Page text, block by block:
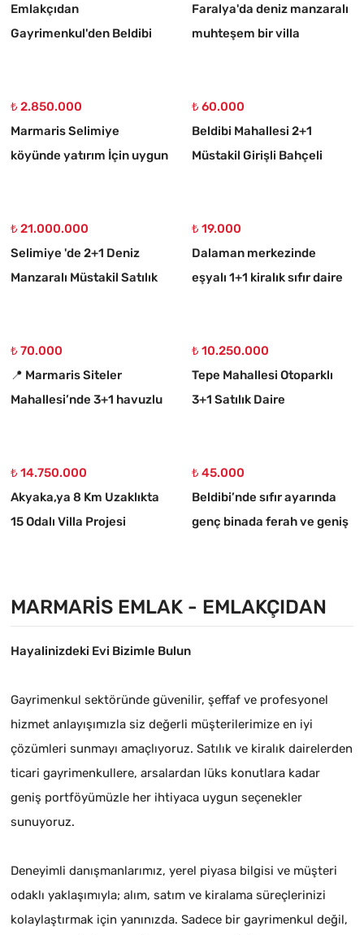
Emlakçıdan
Gayrimenkul'den Beldibi
Faralya'da deniz manzaralı
muhteşem bir villa
₺ 2.850.000
Marmaris Selimiye
köyünde yatırım İçin uygun
₺ 60.000
Beldibi Mahallesi 2+1
Müstakil Girişli Bahçeli
₺ 21.000.000
Selimiye 'de 2+1 Deniz
Manzaralı Müstakil Satılık
₺ 19.000
Dalaman merkezinde
eşyalı 1+1 kiralık sıfır daire
₺ 70.000
📍 Marmaris Siteler
Mahallesi’nde 3+1 havuzlu
₺ 10.250.000
Tepe Mahallesi Otoparklı
3+1 Satılık Daire
₺ 14.750.000
Akyaka,ya 8 Km Uzaklıkta
15 Odalı Villa Projesi
₺ 45.000
Beldibi’nde sıfır ayarında
genç binada ferah ve geniş
MARMARIS EMLAK - EMLAKÇIDAN
Hayalinizdeki Evi Bizimle Bulun
Gayrimenkul sektöründe güvenilir, şeffaf ve profesyonel
hizmet anlayışımızla siz değerli müşterilerimize en iyi
çözümleri sunmayı amaçlıyoruz. Satılık ve kiralık dairelerden
ticari gayrimenkullere, arsalardan lüks konutlara kadar
geniş portföyümüzle her ihtiyaca uygun seçenekler
sunuyoruz.
Deneyimli danışmanlarımız, yerel piyasa bilgisi ve müşteri
odaklı yaklaşımıyla; alım, satım ve kiralama süreçlerinizi
kolaylaştırmak için yanınızda. Sadece bir gayrimenkul değil,